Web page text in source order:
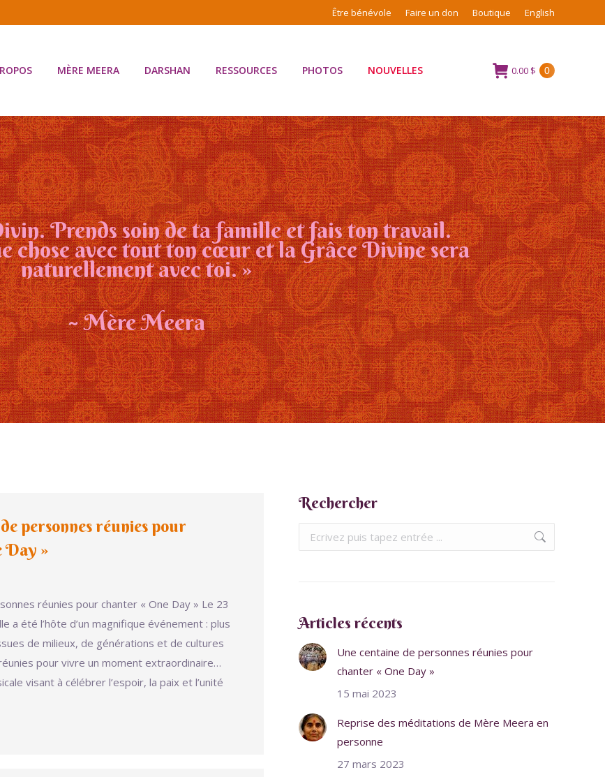
Être bénévole Faire un don Boutique English
MÈRE MEERA DARSHAN RESSOURCES PHOTOS NOUVELLES 0.00 $ 0
Prends soin de ta famille et fais ton travail.
chose avec tout ton cœur et la Grâce Divine sera
naturellement avec toi. »
~ Mère Meera
personnes réunies pour
Day »
réunies pour chanter « One Day » Le 23
a été l’hôte d’un magnifique événement : plus
de milieux, de générations et de cultures
pour vivre un moment extraordinaire…
visant à célébrer l’espoir, la paix et l’unité
Rechercher
Recherche
:
Articles récents
Une centaine de personnes réunies pour
chanter « One Day »
15 mai 2023
Reprise des méditations de Mère Meera en
personne
27 mars 2023